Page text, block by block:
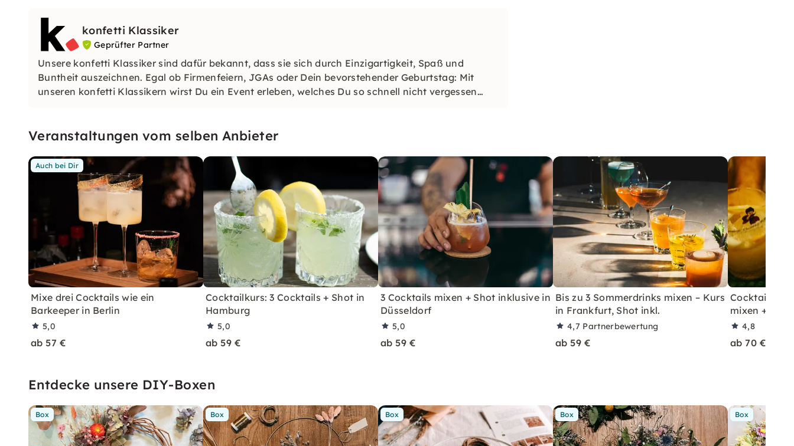
konfetti Klassiker
Geprüfter Partner
Unsere konfetti Klassiker sind dafür bekannt, dass sie sich durch Einzigartigkeit, Spaß und
Buntheit auszeichnen. Egal ob Firmenfeiern, JGAs oder Dein bevorstehender Geburtstag: Mit
unseren konfetti Klassikern wirst Du ein Event erleben, welches Du so schnell nicht vergessen
Veranstaltungen vom selben Anbieter
Auch bei Dir
Mixe drei Cocktails wie ein
Barkeeper in Berlin
5,0
ab 57 €
Cocktailkurs: 3 Cocktails + Shot in
Hamburg
5,0
ab 59 €
3 Cocktails mixen + Shot inklusive in
Düsseldorf
5,0
ab 59 €
Bis zu 3 Sommerdrinks mixen – Kurs
in Frankfurt, Shot inkl.
4,7 Partnerbewertung
ab 59 €
Cocktailkurs:
mixen +
4,8
ab 70 €
Entdecke unsere DIY-Boxen
Box Box Box Box Box